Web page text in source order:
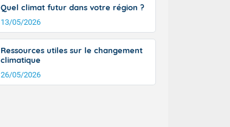
Quel climat futur dans votre région ?
13/05/2026
Ressources utiles sur le changement
climatique
26/05/2026